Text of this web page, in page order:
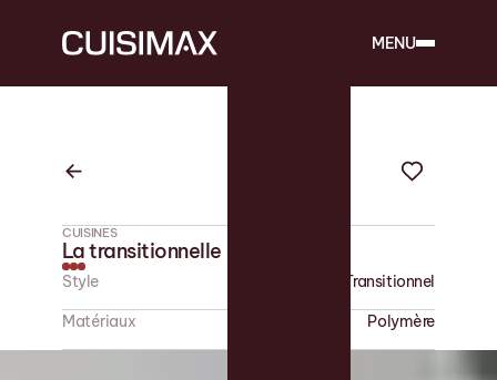
MENU
CUISINES
La transitionnelle
Style
Transitionnel
Matériaux
Polymère